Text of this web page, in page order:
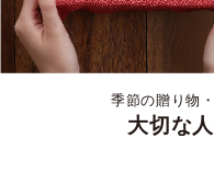
季節の贈り物
大切な